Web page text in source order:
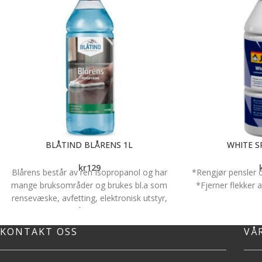
BLÅTIND BLÅRENS 1L
kr129
Blårens består av ren Isopropanol og har
mange bruksområder og brukes bl.a som
rensevæske, avfetting, elektronisk utstyr,
frostsikring o.a. Blårens fordamper fort og
etterlater ingen rester. Kan blandes med
vann i alle forhold til f.eks ønsket
frysepunkt.
WHITE
*Rengjør pensler
*Fjerner flekker
KONTAKT OSS